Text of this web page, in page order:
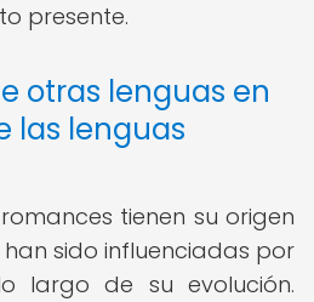
presente.
otras lenguas en
las lenguas
tienen su origen
sido influenciadas por
largo de su evolución.